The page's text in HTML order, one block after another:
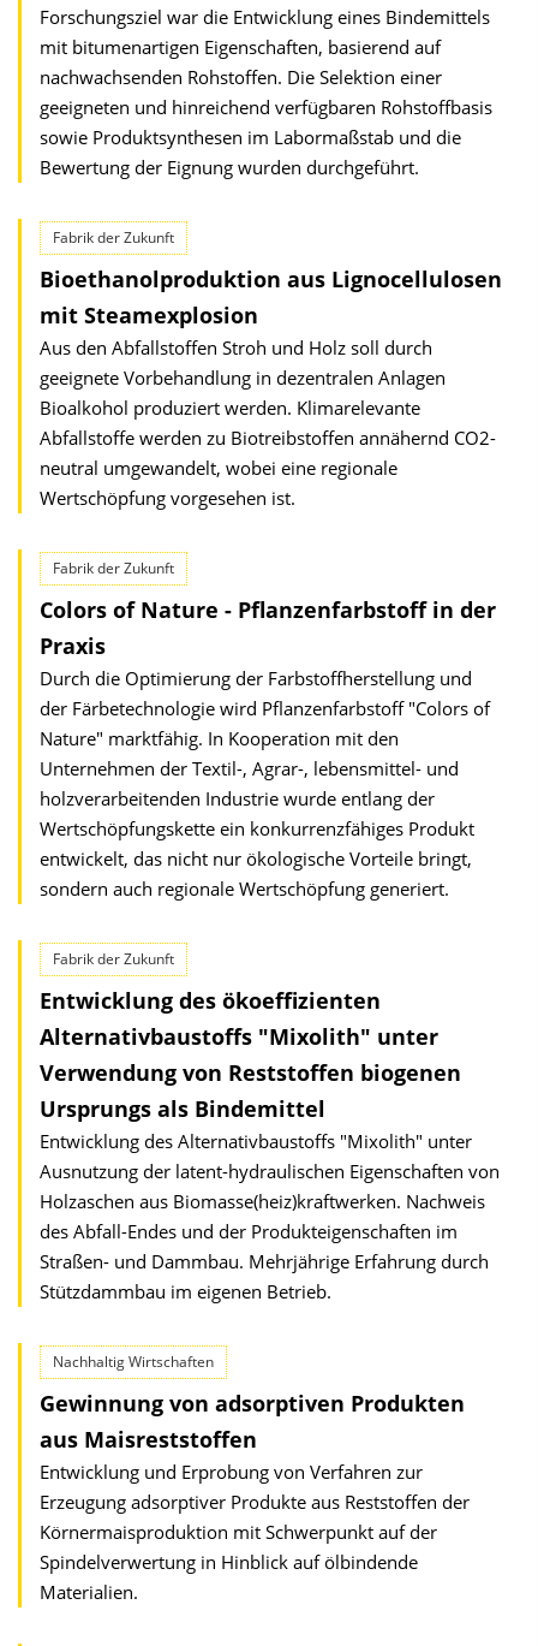
Forschungsziel war die Entwicklung eines Bindemittels
mit bitumenartigen Eigenschaften, basierend auf
nachwachsenden Rohstoffen. Die Selektion einer
geeigneten und hinreichend verfügbaren Rohstoffbasis
sowie Produktsynthesen im Labormaßstab und die
Bewertung der Eignung wurden durchgeführt.
Fabrik der Zukunft
Bioethanolproduktion aus Lignocellulosen
mit Steamexplosion
Aus den Abfallstoffen Stroh und Holz soll durch
geeignete Vorbehandlung in dezentralen Anlagen
Bioalkohol produziert werden. Klimarelevante
Abfallstoffe werden zu Biotreibstoffen annähernd CO2-
neutral umgewandelt, wobei eine regionale
Wertschöpfung vorgesehen ist.
Fabrik der Zukunft
Colors of Nature - Pflanzenfarbstoff in der
Praxis
Durch die Optimierung der Farbstoffherstellung und
der Färbetechnologie wird Pflanzenfarbstoff "Colors of
Nature" marktfähig. In Kooperation mit den
Unternehmen der Textil-, Agrar-, lebensmittel- und
holzverarbeitenden Industrie wurde entlang der
Wertschöpfungskette ein konkurrenzfähiges Produkt
entwickelt, das nicht nur ökologische Vorteile bringt,
sondern auch regionale Wertschöpfung generiert.
Fabrik der Zukunft
Entwicklung des ökoeffizienten
Alternativbaustoffs "Mixolith" unter
Verwendung von Reststoffen biogenen
Ursprungs als Bindemittel
Entwicklung des Alternativbaustoffs "Mixolith" unter
Ausnutzung der latent-hydraulischen Eigenschaften von
Holzaschen aus Biomasse(heiz)kraftwerken. Nachweis
des Abfall-Endes und der Produkteigenschaften im
Straßen- und Dammbau. Mehrjährige Erfahrung durch
Stützdammbau im eigenen Betrieb.
Nachhaltig Wirtschaften
Gewinnung von adsorptiven Produkten
aus Maisreststoffen
Entwicklung und Erprobung von Verfahren zur
Erzeugung adsorptiver Produkte aus Reststoffen der
Körnermaisproduktion mit Schwerpunkt auf der
Spindelverwertung in Hinblick auf ölbindende
Materialien.